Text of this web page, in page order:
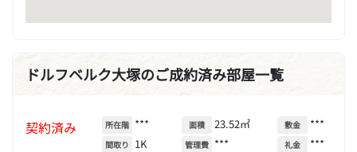
ドルフベルク大塚のご成約済み部屋一覧
契約済み 所在階 ***
間取り 1K
面積 23.52㎡
管理費 ***
敷金 ***
礼金 ***